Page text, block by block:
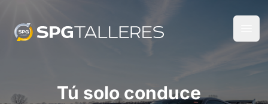
Tú solo conduce